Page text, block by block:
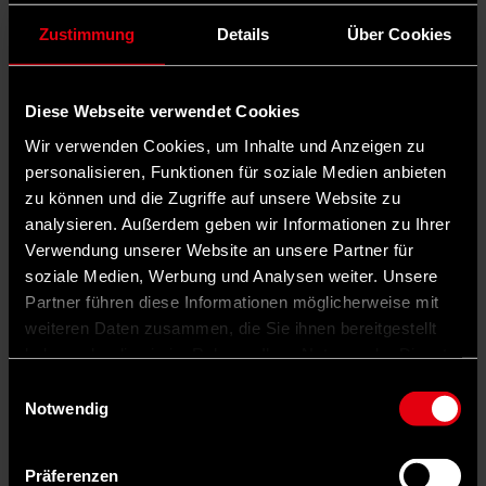
Zustimmung Details Über Cookies
Diese Webseite verwendet Cookies
Wir verwenden Cookies, um Inhalte und Anzeigen zu
personalisieren, Funktionen für soziale Medien anbieten
zu können und die Zugriffe auf unsere Website zu
analysieren. Außerdem geben wir Informationen zu Ihrer
Verwendung unserer Website an unsere Partner für
soziale Medien, Werbung und Analysen weiter. Unsere
Partner führen diese Informationen möglicherweise mit
weiteren Daten zusammen, die Sie ihnen bereitgestellt
Notwendig
Präferenzen
Auf X teilen
Die Kreisstadt Neuss liegt gegenüber von Düsseldorf, hat eine
eigene Skihalle, in der Nähe die Museumsinsel Hombroich – und
Gesundheitsleistungen im Rhein-Kreis Neuss und ein Krankenhaus